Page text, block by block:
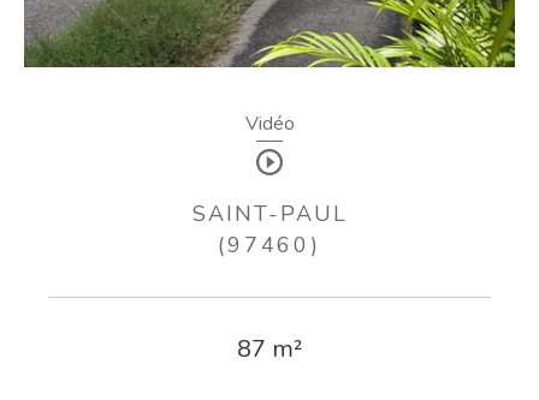
Vidéo
SAINT-PAUL
(97460)
87 m²